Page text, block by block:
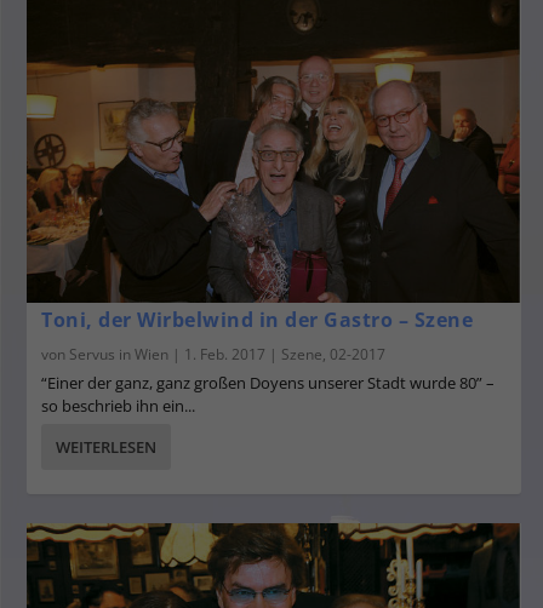
Toni, der Wirbelwind in der Gastro – Szene
von Servus in Wien | 1. Feb. 2017 | Szene, 02-2017
“Einer der ganz, ganz großen Doyens unserer Stadt wurde 80” –
so beschrieb ihn ein...
WEITERLESEN